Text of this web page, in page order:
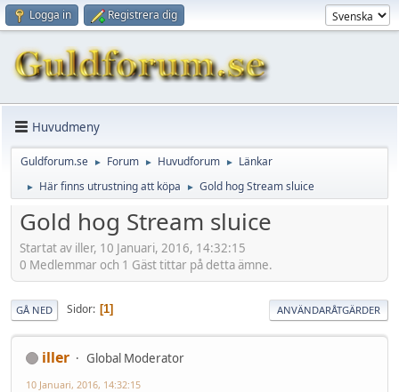
Logga in Registrera dig
Huvudmeny
Guldforum.se ► Forum ► Huvudforum ► Länkar
► Här finns utrustning att köpa ► Gold hog Stream sluice
Gold hog Stream sluice
Startat av iller, 10 Januari, 2016, 14:32:15
0 Medlemmar och 1 Gäst tittar på detta ämne.
GÅ NED Sidor 1 ANVÄNDARÅTGÄRDER
iller Global Moderator
10 Januari, 2016, 14:32:15